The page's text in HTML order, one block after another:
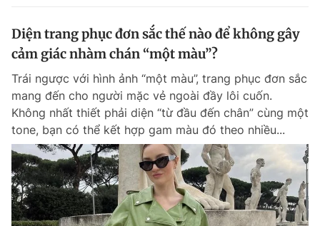
Diện trang phục đơn sắc thế nào để không gây
cảm giác nhàm chán “một màu”?
Trái ngược với hình ảnh “một màu”, trang phục đơn sắc
mang đến cho người mặc vẻ ngoài đầy lôi cuốn.
Không nhất thiết phải diện “từ đầu đến chân” cùng một
tone, bạn có thể kết hợp gam màu đó theo nhiều...